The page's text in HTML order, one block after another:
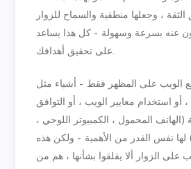
، وجعلها منطقية والسماح للزوار
عنه بسرعة وسهولة – كل هذا يساعد
على تحقيق أهدافك.
الويب على المظهر فقط – أشياء مثل
أو استخدام معايير الويب ، أو التوافق
المحمول ، الكمبيوتر اللوحي ،
نفس القدر من الأهمية – ولكن هذه
الزوار ألا يقلقوا بشأنها ، هم من